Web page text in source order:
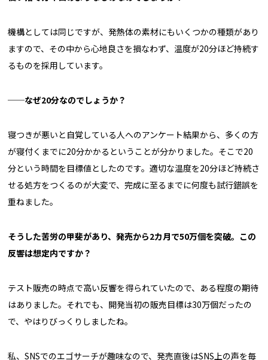
機構としては同じですが、発熱体の素材にもいくつかの種類があり
ますので、その中から心地良さを損なわず、温度が20分ほど持続す
るものを採用しています。
──なぜ20分なのでしょうか？
寝つきが悪いと自覚している人へのアンケート結果から、多くの方
が寝付くまでに20分かかるということが分かりました。そこで20
分という時間を目標値としたのです。適切な温度を20分ほど持続さ
せる処方をつくるのが大変で、完成に至るまでに何度も試行錯誤を
重ねました。
――そうした苦労の甲斐があり、発売から2カ月で50万個を突破。この
反響は想定内ですか？
テスト販売の時点で高い反響を得られていたので、ある程度の期待
はありました。それでも、開発当初の販売目標は30万個だったの
で、やはりびっくりしましたね。
私、SNSでのエゴサーチが趣味なので、発売直後はSNS上の声を毎